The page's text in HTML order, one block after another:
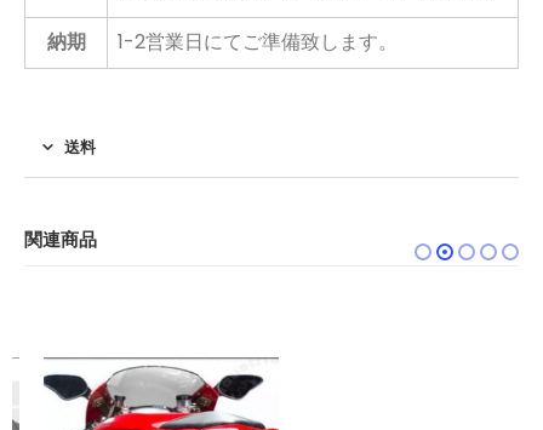
納期
1-2営業日にてご準備致します。
送料
関連商品